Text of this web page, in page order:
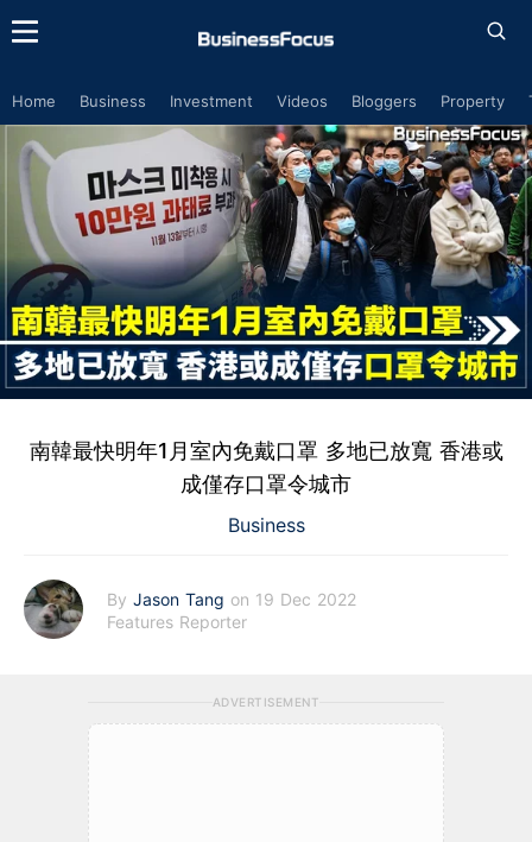
Home Business Investment Videos Bloggers Property
南韓最快明年1月室內免戴口罩 多地已放寬 香港或
成僅存口罩令城市
Business
By Jason Tang on 19 Dec 2022
Features Reporter
ADVERTISEMENT